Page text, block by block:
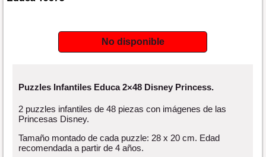
No disponible
Puzzles Infantiles Educa 2×48 Disney Princess.
2 puzzles infantiles de 48 piezas con imágenes de las
Princesas Disney.
Tamaño montado de cada puzzle: 28 x 20 cm. Edad
recomendada a partir de 4 años.